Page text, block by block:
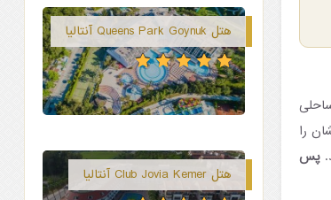
را
پس
هتل Queens Park Goynuk آنتالیا
هتل Club Jovia Kemer آنتالیا